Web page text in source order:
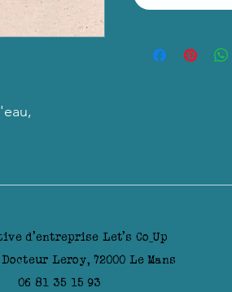
d'entreprise Let's Co_Up
Leroy, 72000 Le Mans
06 81 35 15 93